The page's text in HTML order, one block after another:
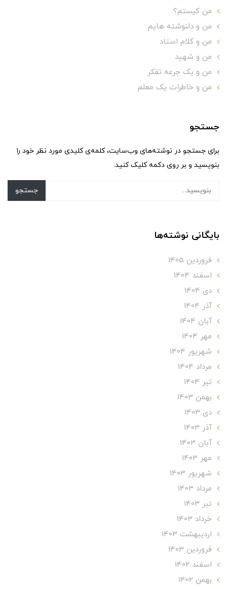
من کیستم؟
من و دلنوشته هایم
من و کلام استاد
من و شهید
من و یک جرعه تفکر
من و خاطرات یک معلم
جستجو
برای جستجو در نوشته‌های وب‌سایت، کلمه‌ی کلیدی مورد نظر خود را
بنویسید و بر روی دکمه کلیک کنید.
جستجو
بایگانی نوشته‌ها
فروردین 1405
اسفند 1404
دی 1404
آذر 1404
آبان 1404
مهر 1404
شهریور 1404
مرداد 1404
تير 1404
بهمن 1403
دی 1403
آذر 1403
آبان 1403
مهر 1403
شهریور 1403
مرداد 1403
تير 1403
خرداد 1403
ارديبهشت 1403
فروردین 1403
اسفند 1402
بهمن 1402